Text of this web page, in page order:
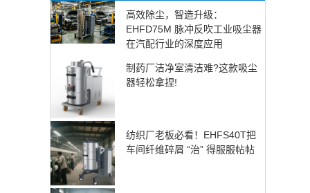
高效除尘，智造升级：
EHFD75M 脉冲反吹工业吸尘器
在汽配行业的深度应用
制药厂洁净室清洁难?这款吸尘
器轻松拿捏!
纺织厂老板必看！EHFS40T把
车间纤维碎屑 “治” 得服服帖帖